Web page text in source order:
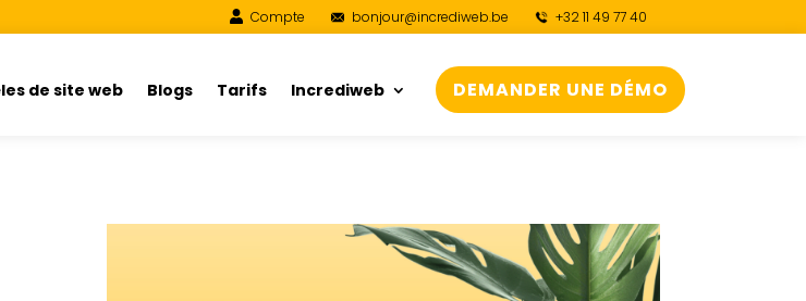
Compte bonjour@incrediweb.be +32 11 49 77 40
de site web Blogs Tarifs Incrediweb DEMANDER UNE DÉMO